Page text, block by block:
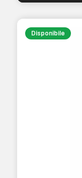
Disponibile